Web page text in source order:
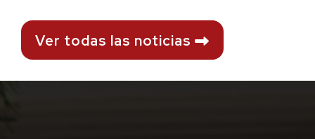
Ver todas las noticias